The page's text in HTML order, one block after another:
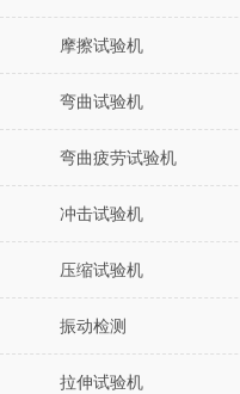
摩擦试验机
弯曲试验机
弯曲疲劳试验机
冲击试验机
压缩试验机
振动检测
拉伸试验机